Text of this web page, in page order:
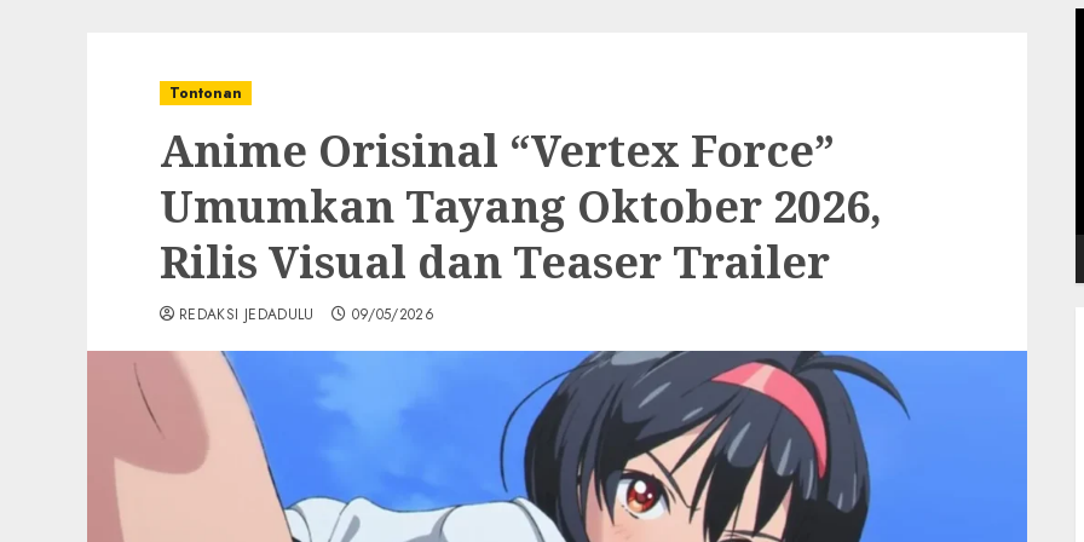
Tontonan
Anime Orisinal “Vertex Force”
Umumkan Tayang Oktober 2026,
Rilis Visual dan Teaser Trailer
REDAKSI JEDADULU 09/05/2026